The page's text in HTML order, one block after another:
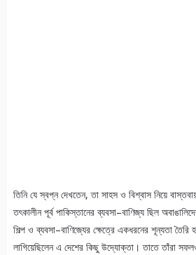
তিনি যে স্বপ্ন দেখতেন, তা সাহস ও বিশ্বাস নিয়ে
তৎকালীন পূর্ব পাকিস্তানের ব্যবসা–বাণিজ্য ছিল
শিল্প ও ব্যবসা–বাণিজ্যের ক্ষেত্রে একধরনের শূন্যতা তৈরি
লাগিয়েছিলেন এ দেশের কিছু উদ্যোক্তা। তাতে তাঁরা